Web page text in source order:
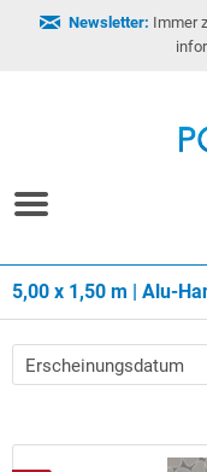
Newsletter: Immer
5,00 x 1,50 m | Alu-